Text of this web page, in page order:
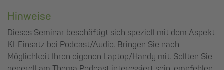
Hinweise
Dieses Seminar beschäftigt sich speziell mit dem Aspekt
KI-Einsatz bei Podcast/Audio. Bringen Sie nach
Möglichkeit Ihren eigenen Laptop/Handy mit. Sollten Sie